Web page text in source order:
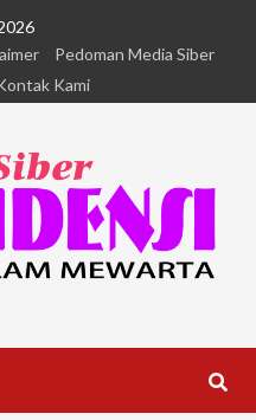
Pedoman Media Siber
Kami